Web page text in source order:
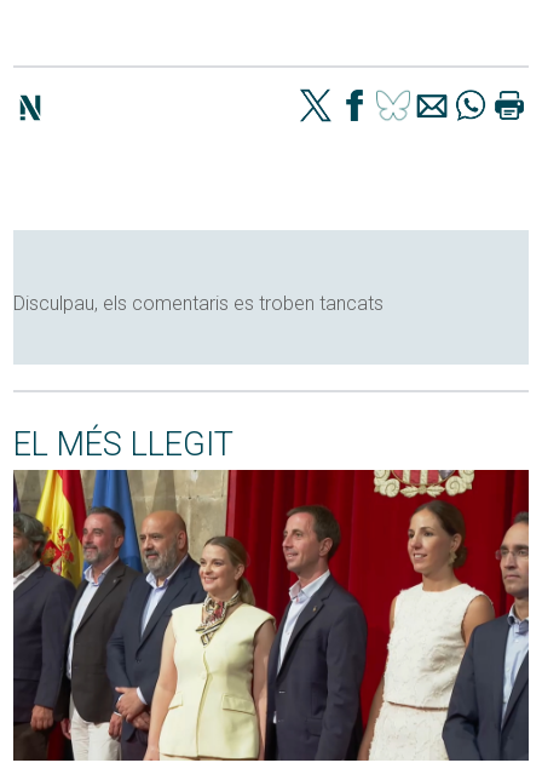
Disculpau, els comentaris es troben tancats
EL MÉS LLEGIT